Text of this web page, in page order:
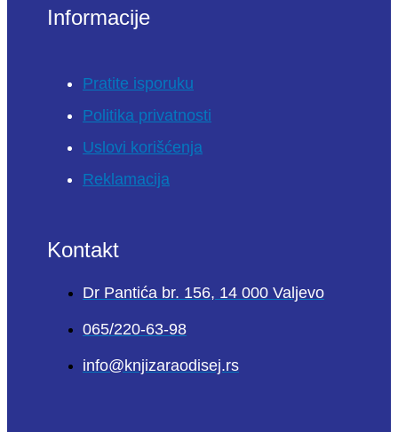
Informacije
Pratite isporuku
Politika privatnosti
Uslovi korišćenja
Reklamacija
Kontakt
Dr Pantića br. 156, 14 000 Valjevo
065/220-63-98
info@knjizaraodisej.rs